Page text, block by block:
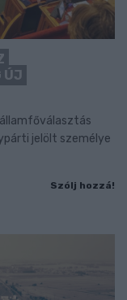
ÚJ
jelölt személye
Szólj hozzá!